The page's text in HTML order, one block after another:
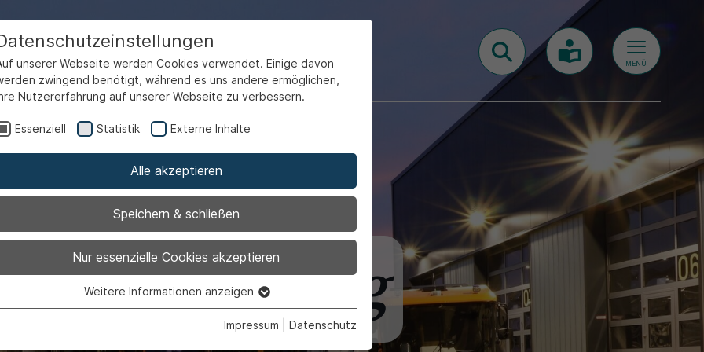
MENÜ
unserer Webseite werden Cookies verwendet. Einige davon
zwingend benötigt, während es uns andere ermöglichen,
Nutzererfahrung auf unserer Webseite zu verbessern.
Essenziell Statistik Externe Inhalte
Alle akzeptieren
Speichern & schließen
Nur essenzielle Cookies akzeptieren
Essenzielle Cookies werden für grundlegende Funktionen der
Weitere Informationen anzeigen
Impressum Datenschutz